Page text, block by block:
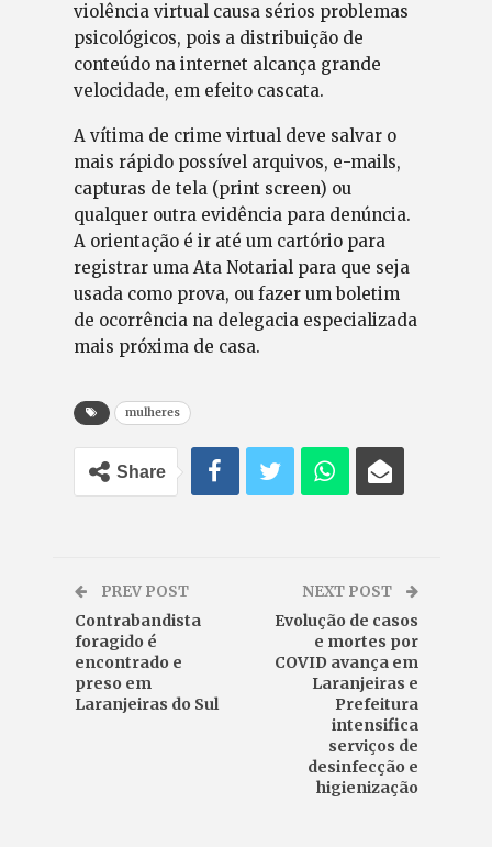
violência virtual causa sérios problemas
psicológicos, pois a distribuição de
conteúdo na internet alcança grande
velocidade, em efeito cascata.
A vítima de crime virtual deve salvar o
mais rápido possível arquivos, e-mails,
capturas de tela (print screen) ou
qualquer outra evidência para denúncia.
A orientação é ir até um cartório para
registrar uma Ata Notarial para que seja
usada como prova, ou fazer um boletim
de ocorrência na delegacia especializada
mais próxima de casa.
mulheres
Share
PREV POST
Contrabandista
foragido é
encontrado e
preso em
Laranjeiras do Sul
NEXT POST
Evolução de casos
e mortes por
COVID avança em
Laranjeiras e
Prefeitura
intensifica
serviços de
desinfecção e
higienização